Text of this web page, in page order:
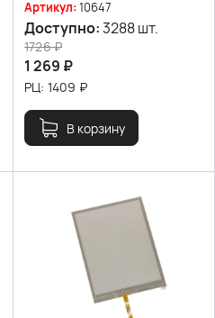
Артикул: 10647
Доступно:3288 шт.
1 269 ₽
1726₽
РЦ: 1409 ₽
В корзину